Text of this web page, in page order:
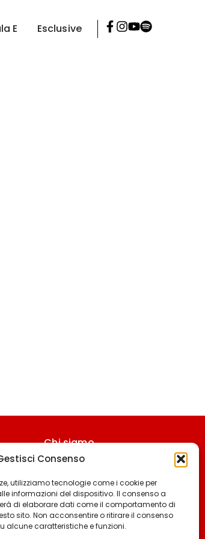
Consenso
utilizziamo tecnologie come i cookie per
informazioni del dispositivo. Il consenso a
di elaborare dati come il comportamento di
sito. Non acconsentire o ritirare il consenso
alcune caratteristiche e funzioni.
E Esclusive
Chi siamo
Contattaci
Termini & Condizioni
Cookie policy
Privacy policy